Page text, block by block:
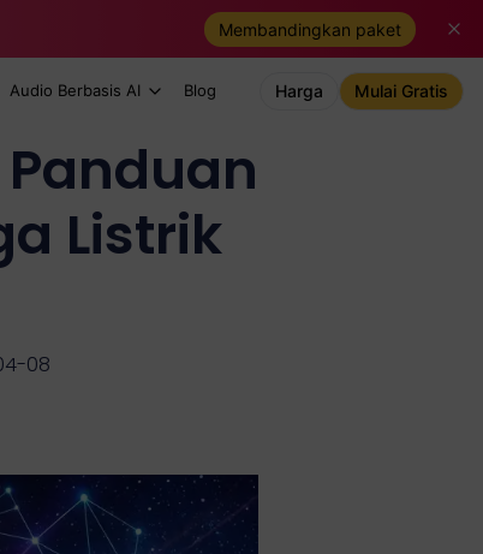
Membandingkan paket
Audio Berbasis AI Blog Harga Mulai Gratis
Listrik
08